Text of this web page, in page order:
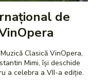
de
Clasică VinOpera,
Mimi, își deschide
a celebra a VII-a ediție.